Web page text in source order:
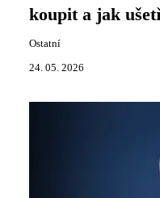
koupit a jak
Ostatní
24. 05. 2026